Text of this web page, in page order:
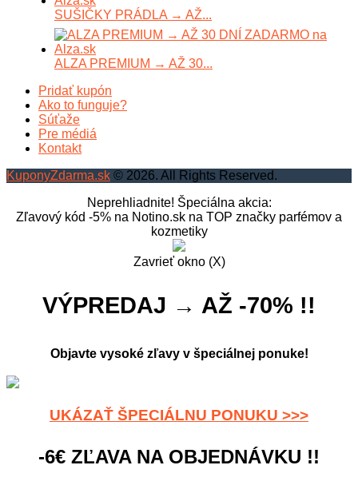
SUŠIČKY PRÁDLA → AŽ...
ALZA PREMIUM → AŽ 30...
Pridať kupón
Ako to funguje?
Súťaže
Pre médiá
Kontakt
KuponyZdarma.sk © 2026. All Rights Reserved.
Neprehliadnite! Špeciálna akcia:
Zľavový kód -5% na Notino.sk na TOP značky parfémov a
kozmetiky
Zavrieť okno (X)
VÝPREDAJ → AŽ -70% !!
Objavte vysoké zľavy v špeciálnej ponuke!
UKÁZAŤ ŠPECIÁLNU PONUKU >>>
-6€ ZĽAVA NA OBJEDNÁVKU !!